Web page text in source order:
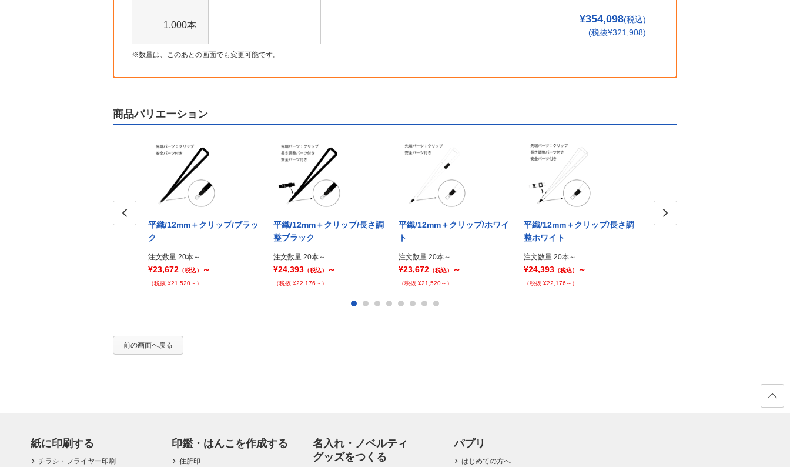
1,000本
¥354,098(税込)
(税抜¥321,908)
数量は、このあとの画面でも変更可能です。
商品バリエーション
平織/12mm＋クリップ/ブラッ
ク
注文数量 20本～
¥23,672 （税込） ～
（税抜 ¥21,520～）
平織/12mm＋クリップ/長さ調
整ブラック
注文数量 20本～
¥24,393 （税込） ～
（税抜 ¥22,176～）
平織/12mm＋クリップ/ホワイ
ト
注文数量 20本～
¥23,672 （税込） ～
（税抜 ¥21,520～）
平織/12mm＋クリップ/長さ調
整ホワイト
注文数量 20本～
¥24,393 （税込） ～
（税抜 ¥22,176～）
平織/12mm＋クリップ/ブルー
前の画面へ戻る
紙に印刷する
チラシ・フライヤー印刷
印鑑・はんこを作成する
住所印
名入れ・ノベルティ
グッズをつくる
パプリ
はじめての方へ